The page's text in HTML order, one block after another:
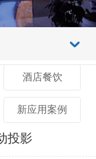
酒店餐饮
新应用案例
投影